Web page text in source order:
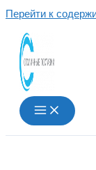
Перейти к